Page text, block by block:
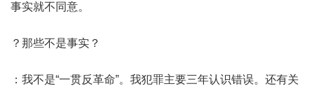
事实就不同意。
？那些不是事实？
：我不是“一贯反革命”。我犯罪主要三年认识错误。还有关